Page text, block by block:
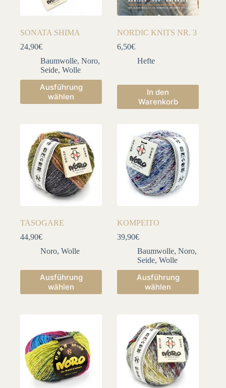
SONATA SHIMA
24,90€
Baumwolle, Noro,
Seide, Wolle
Ausführung
wählen
Dieses
Produkt
weist
Optionen
können
auf
der
Produktseite
gewählt
NORDIC KNITS NR. 3
6,50€
Hefte
In den
Warenkorb
TASOGARE
44,90€
Noro, Wolle
Ausführung
wählen
Dieses
Produkt
weist
Optionen
können
auf
der
Produktseite
gewählt
KOMPEITO
39,90€
Baumwolle,Noro,
Seide,Wolle
Ausführung
wählen
Dieses
Produkt
weist
Optionen
können
auf
der
Produktseite
gewählt